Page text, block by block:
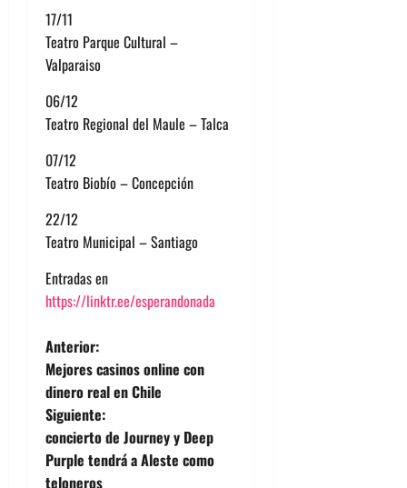
17/11
Teatro Parque Cultural –
Valparaiso
06/12
Teatro Regional del Maule – Talca
07/12
Teatro Biobío – Concepción
22/12
Teatro Municipal – Santiago
Entradas en
https://linktr.ee/esperandonada
N
a
v
e
Anterior:
Mejores casinos online con
dinero real en Chile
Siguiente:
concierto de Journey y Deep
Purple tendrá a Aleste como
teloneros